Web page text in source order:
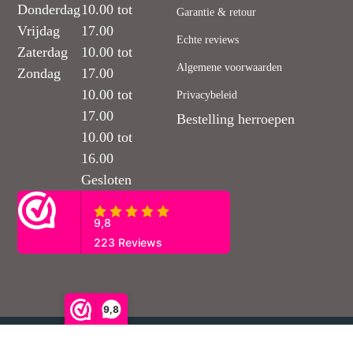
9,8
Donderdag
Vrijdag
Zaterdag
Zondag
10.00 tot
17.00
10.00 tot
17.00
10.00 tot
17.00
10.00 tot
16.00
Gesloten
Garantie & retour
Echte reviews
Algemene voorwaarden
Privacybeleid
Bestelling herroepen